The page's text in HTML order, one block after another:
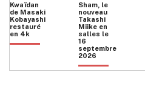
Kwaïdan
de Masaki
Kobayashi
restauré
en 4k
Sham, le
nouveau
Takashi
Miike en
salles le
16
septembre
2026